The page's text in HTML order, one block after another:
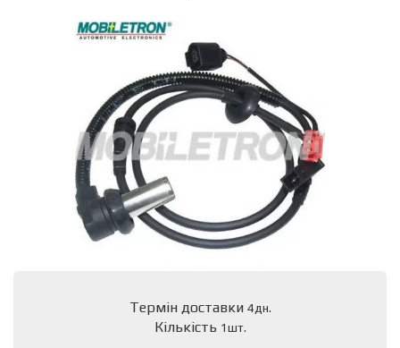
Термін доставки 4дн.
Кількість 1шт.